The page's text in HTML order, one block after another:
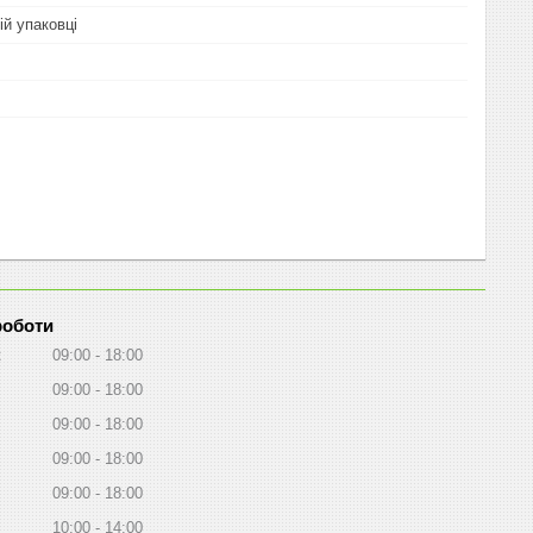
упаковці
09:00
18:00
09:00
18:00
09:00
18:00
09:00
18:00
09:00
18:00
10:00 14:00